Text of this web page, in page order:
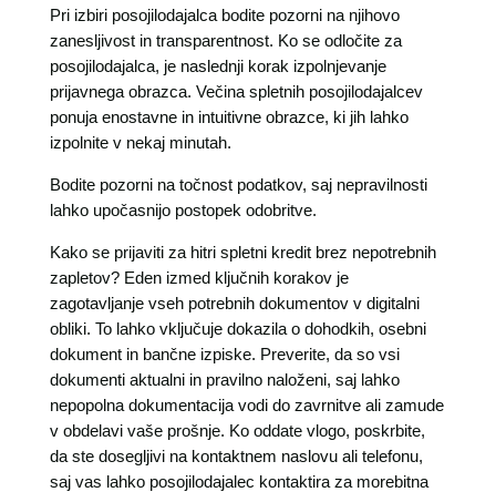
Pri izbiri posojilodajalca bodite pozorni na njihovo
zanesljivost in transparentnost. Ko se odločite za
posojilodajalca, je naslednji korak izpolnjevanje
prijavnega obrazca. Večina spletnih posojilodajalcev
ponuja enostavne in intuitivne obrazce, ki jih lahko
izpolnite v nekaj minutah.
Bodite pozorni na točnost podatkov, saj nepravilnosti
lahko upočasnijo postopek odobritve.
Kako se prijaviti za hitri spletni kredit brez nepotrebnih
zapletov? Eden izmed ključnih korakov je
zagotavljanje vseh potrebnih dokumentov v digitalni
obliki. To lahko vključuje dokazila o dohodkih, osebni
dokument in bančne izpiske. Preverite, da so vsi
dokumenti aktualni in pravilno naloženi, saj lahko
nepopolna dokumentacija vodi do zavrnitve ali zamude
v obdelavi vaše prošnje. Ko oddate vlogo, poskrbite,
da ste dosegljivi na kontaktnem naslovu ali telefonu,
saj vas lahko posojilodajalec kontaktira za morebitna